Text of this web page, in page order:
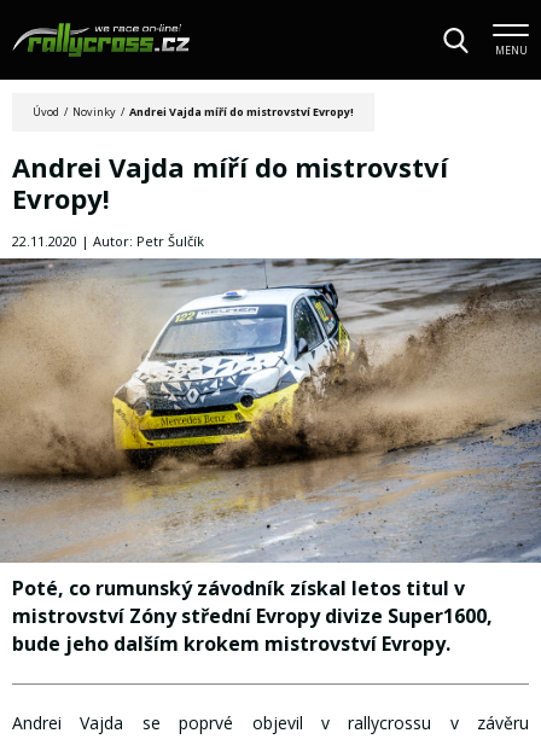
MENU
Úvod / Novinky / Andrei Vajda míří do mistrovství Evropy!
Andrei Vajda míří do mistrovství
Evropy!
22.11.2020 | Autor: Petr Šulčík
Poté, co rumunský závodník získal letos titul v
mistrovství Zóny střední Evropy divize Super1600,
bude jeho dalším krokem mistrovství Evropy.
Andrei Vajda se poprvé objevil v rallycrossu v závěru